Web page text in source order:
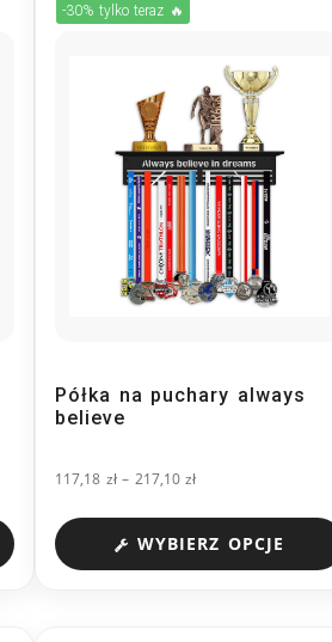
-30% tylko teraz 🔥
Półka na puchary always
believe
117,18 zł – 217,10zł
WYBIERZ OPCJE